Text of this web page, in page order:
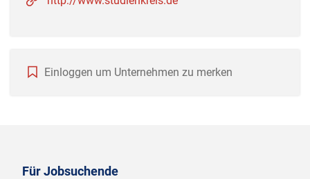
Einloggen um Unternehmen zu merken
Für Jobsuchende